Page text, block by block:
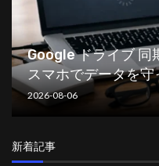
Google ドライブ 同
スマホでデータを守
2026-08-06
新着記事